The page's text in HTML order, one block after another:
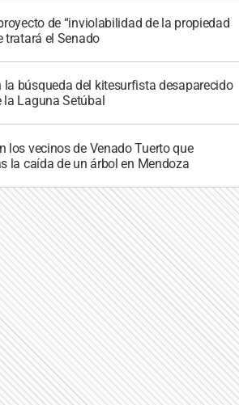
de “inviolabilidad de la propiedad
tratará el Senado
la búsqueda del kitesurfista desaparecido
la Laguna Setúbal
los vecinos de Venado Tuerto que
la caída de un árbol en Mendoza